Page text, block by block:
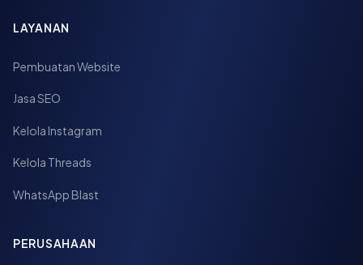
LAYANAN
Pembuatan Website
Jasa SEO
Kelola Instagram
Kelola Threads
WhatsApp Blast
PERUSAHAAN